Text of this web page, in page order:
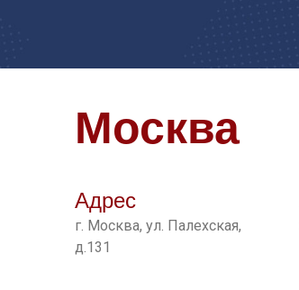
Москва
Адрес
г. Москва, ул. Палехская,
д.131